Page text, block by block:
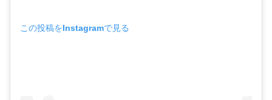
この投稿をInstagramで見る